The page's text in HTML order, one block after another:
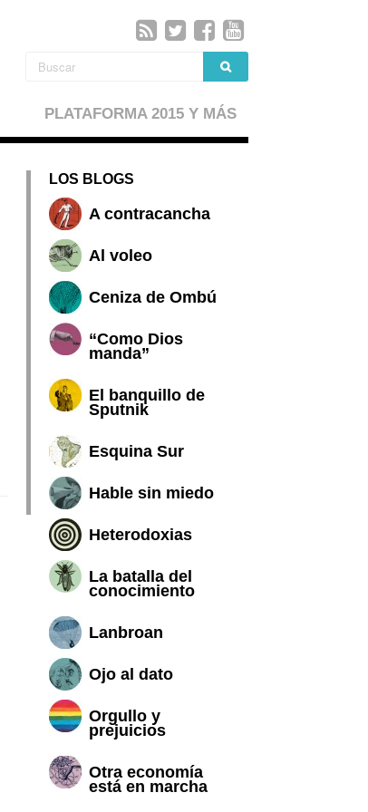
PLATAFORMA 2015 Y MÁS
LOS BLOGS
A contracancha
Al voleo
Ceniza de Ombú
“Como Dios
manda”
El banquillo de
Sputnik
Esquina Sur
Hable sin miedo
Heterodoxias
La batalla del
conocimiento
Lanbroan
Ojo al dato
Orgullo y
prejuicios
Otra economía
está en marcha